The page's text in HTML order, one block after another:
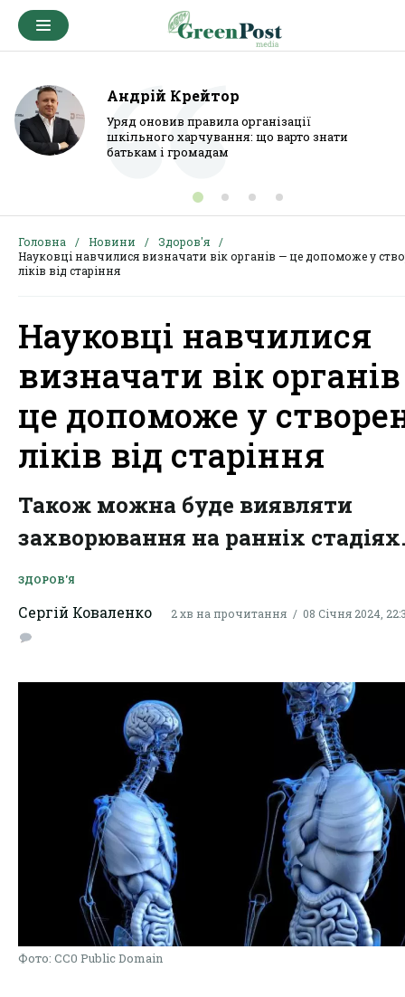
Андрій Крейтор
Уряд оновив правила організації
шкільного харчування: що варто знати
батькам і громадам
Головна Новини
Здоров'я
Науковці навчилися визначати вік органів — це допоможе у
ліків від старіння
Науковці навчилися
визначати вік
це допоможе у
ліків від старіння
Також можна буде виявляти
захворювання на ранніх
ЗДОРОВ'Я
Сергій Коваленко 2 хв на прочитання 08 Січня 2024,
Фото: CC0 Public Domain